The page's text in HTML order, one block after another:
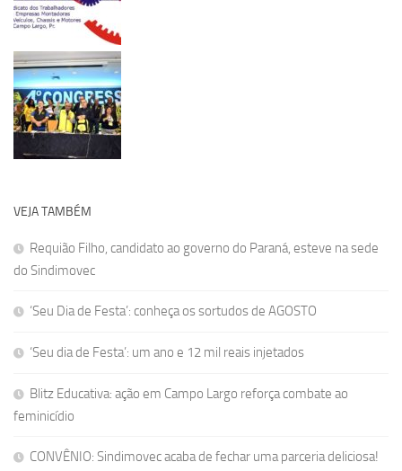
VEJA TAMBÉM
Requião Filho, candidato ao governo do Paraná, esteve na sede
do Sindimovec
‘Seu Dia de Festa’: conheça os sortudos de AGOSTO
‘Seu dia de Festa’: um ano e 12 mil reais injetados
Blitz Educativa: ação em Campo Largo reforça combate ao
feminicídio
CONVÊNIO: Sindimovec acaba de fechar uma parceria deliciosa!